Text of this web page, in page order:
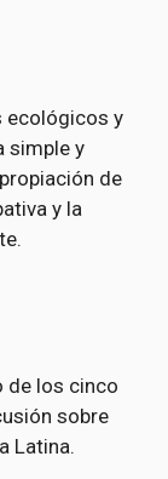
ecológicos y
simple y
de
y la
de los cinco
sobre
Latina.